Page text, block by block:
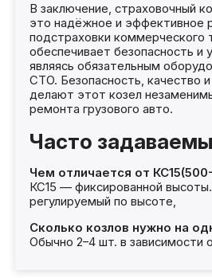
В заключение, страховочный
это надёжное и эффективное
подстраховки коммерческого
обеспечивает безопасность и
являясь обязательным
СТО. Безопасность, качество
делают этот козел
ремонта грузового авто.
Часто
Чем отличается от
КС15 — фиксированной
регулируемый по высоте,
Сколько козлов нужно на
Обычно 2–4 шт. в зависимости